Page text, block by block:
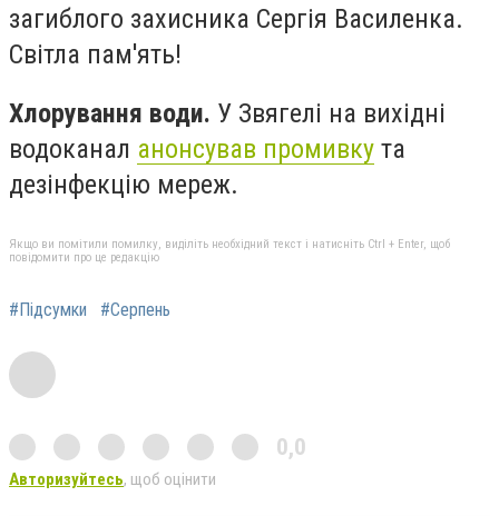
загиблого захисника Сергія Василенка.
Світла пам'ять!
Хлорування води. У Звягелі на вихідні
водоканал анонсував промивку та
дезінфекцію мереж.
Якщо ви помітили помилку, виділіть необхідний текст і натисніть Ctrl + Enter, щоб
повідомити про це редакцію
#Підсумки #Серпень
0,0
Авторизуйтесь, щоб оцінити